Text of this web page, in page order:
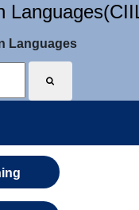
Languages